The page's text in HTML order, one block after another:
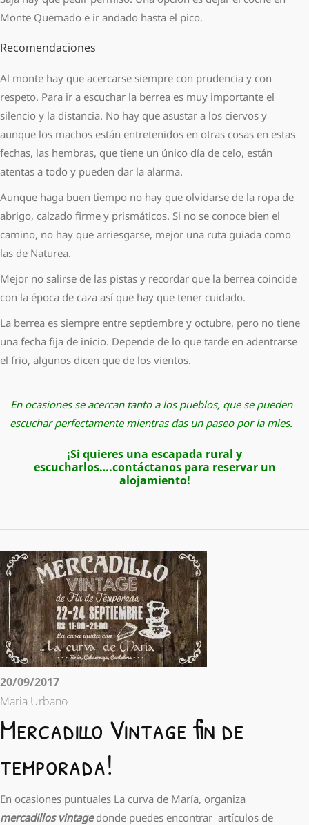
Monte Quemado e ir andado hasta el pico.
Recomendaciones
Al monte hay que acercarse siempre con prudencia y con
respeto. Para ir a escuchar la berrea es muy importante el
silencio y la distancia. No hay que asustar a los ciervos y
aunque los machos están entretenidos en otras cosas en estas
fechas, las hembras, que tiene un único día de celo, están
atentas a todo y pueden dar la alarma.
Aunque haga buen tiempo no hay que olvidarse de la ropa de
abrigo, calzado firme y prismáticos. Si no se conoce bien el
camino, no hay que arriesgarse, mejor una ruta guiada como
las de Naturea.
Mejor no salirse de las pistas y recordar que la berrea coincide
con la época de caza así que hay que tener cuidado.
La berrea es siempre entre septiembre y octubre, pero no tiene
una fecha fija de inicio. Depende de lo que tarde en adentrarse
el frio, algunos dicen que de los vientos.
En ocasiones se acercan tanto a los pueblos, que se pueden
escuchar perfectamente mientras das un paseo por la mies.
¡Si quieres una escapada rural y
escucharlos….contáctanos para reservar un
alojamiento!
20/09/2017
Maria Urbano
Mercadillo Vintage fin de
temporada!
En ocasiones puntuales La curva de María, organiza
mercadillos vintagedonde puedes encontrar artículos de